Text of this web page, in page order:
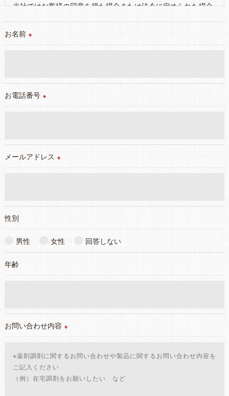
当社ではお客様の同意を得た場合または法令に定められた場合
取得した個人情報を第三者に提供することはいたしません。
これらの委託先に対しては個人情報保護契約等の措置をとり、
適切な監督を行います。
理対策を実施します。
＜個人情報の開示･訂正・削除･利用停止の手続について＞
当社では、お客様の個人情報の開示･訂正･削除・利用停止の手
続を定めさせて頂いております。
ご本人である事を確認のうえ、対応させて頂きます。
個人情報の開示･訂正･削除・利用停止の具体的手続きにつきま
お名前 ※
お電話番号 ※
メールアドレス ※
性別
男性 女性 回答しない
年齢
お問い合わせ内容 ※